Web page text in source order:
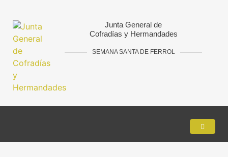
Junta General de
Cofradías y Hermandades
SEMANA SANTA DE FERROL